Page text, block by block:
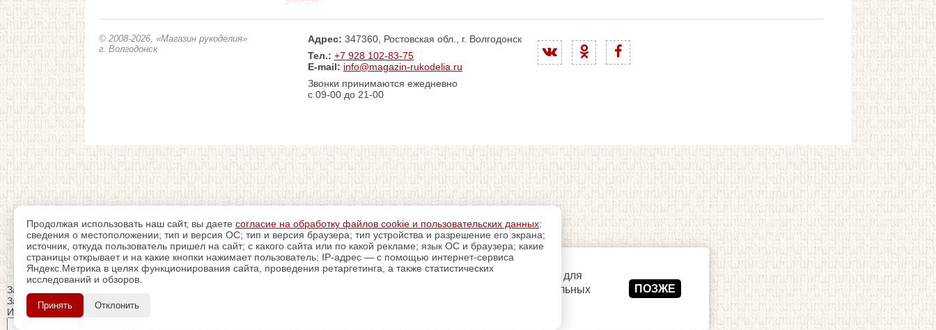
© 2008-2026, «Магазин рукоделия»
г. Волгодонск
Адрес: 347360, Ростовская обл., г. Волгодонск
Тел.: +7 928 102-83-75
E-mail: info@magazin-rukodelia.ru
Звонки принимаются ежедневно
с 09-00 до 21-00
Продолжая использовать наш сайт, вы даете согласие на обработку файлов cookie и пользовательских данных:
сведения о местоположении; тип и версия ОС; тип и версия браузера; тип устройства и разрешение его экрана;
источник, откуда пользователь пришел на сайт; с какого сайта или по какой рекламе; язык ОС и браузера; какие
страницы открывает и на какие кнопки нажимает пользователь; IP-адрес — с помощью интернет-сервиса
Яндекс.Метрика в целях функционирования сайта, проведения ретаргетинга, а также статистических
исследований и обзоров.
Принять Отклонить
Закрыть
Заказ обратного звонка
Имя Отчество:
Пройдитерегистрацию
для
использования дополнительных
ПОЗЖЕ